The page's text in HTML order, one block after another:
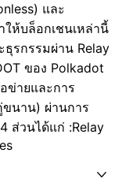
และ
ให้บล็อกเชนเหล่านี้
รกรรมผ่าน Relay
ของ Polkadot
ข่ายและการ
ขนาน) ผ่านการ
ส่วนได้แก่ :Relay
